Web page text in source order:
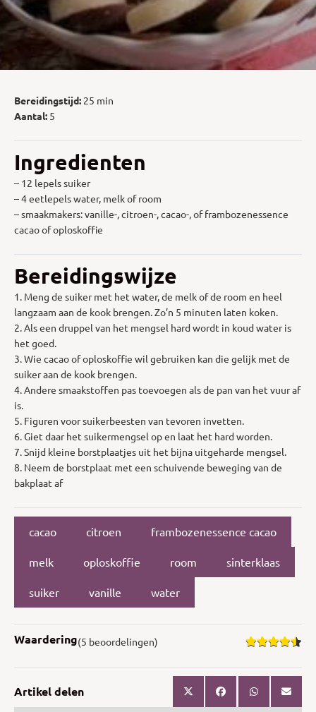
Bereidingstijd: 25 min
Aantal: 5
Ingredienten
– 12 lepels suiker
– 4 eetlepels water, melk of room
– smaakmakers: vanille-, citroen-, cacao-, of frambozenessence
cacao of oploskoffie
Bereidingswijze
1. Meng de suiker met het water, de melk of de room en heel
langzaam aan de kook brengen. Zo’n 5 minuten laten koken.
2. Als een druppel van het mengsel hard wordt in koud water is
het goed.
3. Wie cacao of oploskoffie wil gebruiken kan die gelijk met de
suiker aan de kook brengen.
4. Andere smaakstoffen pas toevoegen als de pan van het vuur af
is.
5. Figuren voor suikerbeesten van tevoren invetten.
6. Giet daar het suikermengsel op en laat het hard worden.
7. Snijd kleine borstplaatjes uit het bijna uitgeharde mengsel.
8. Neem de borstplaat met een schuivende beweging van de
bakplaat af
cacao citroen frambozenessence cacao
melk oploskoffie room sinterklaas
suiker vanille water
Waardering(5 beoordelingen)
Artikel delen